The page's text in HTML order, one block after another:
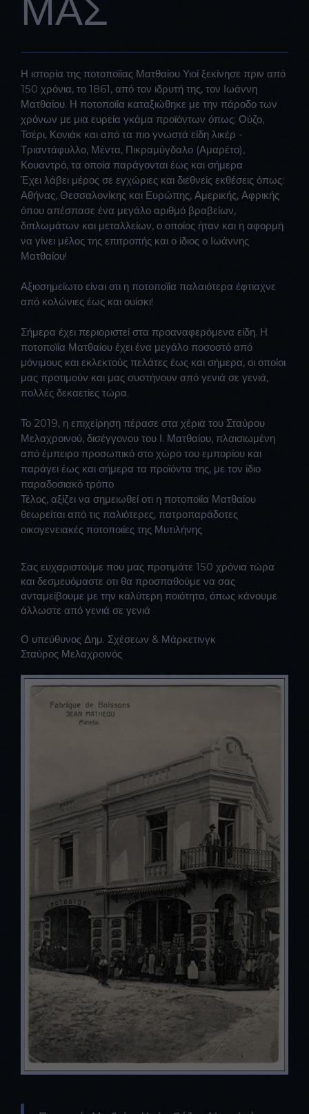
ΜΑΣ
Η ιστορία της ποτοποϊίας Ματθαίου Υιοί ξεκίνησε πριν από
150 χρόνια, το 1861, από τον ιδρυτή της, τον Ιωάννη
Ματθαίου. Η ποτοποϊία καταξιώθηκε με την πάροδο των
χρόνων με μια ευρεία γκάμα προϊόντων όπως: Ούζο,
Τσέρι, Κονιάκ και από τα πιο γνωστά είδη λικέρ -
Τριαντάφυλλο, Μέντα, Πικραμύγδαλο (Αμαρέτο),
Κουαντρό, τα οποία παράγονται έως και σήμερα
Έχει λάβει μέρος σε εγχώριες και διεθνείς εκθέσεις όπως:
Αθήνας, Θεσσαλονίκης και Ευρώπης, Αμερικής, Αφρικής
όπου απέσπασε ένα μεγάλο αριθμό βραβείων,
διπλωμάτων και μεταλλείων, ο οποίος ήταν και η αφορμή
να γίνει μέλος της επιτροπής και ο ίδιος ο Ιωάννης
Ματθαίου!
Αξιοσημείωτο είναι οτι η ποτοποϊία παλαιότερα έφτιαχνε
από κολώνιες έως και ουίσκι!
Σήμερα έχει περιοριστεί στα προαναφερόμενα είδη. Η
ποτοποϊία Ματθαίου έχει ένα μεγάλο ποσοστό από
μόνιμους και εκλεκτούς πελάτες έως και σήμερα, οι οποίοι
μας προτιμούν και μας συστήνουν από γενιά σε γενιά,
πολλές δεκαετίες τώρα.
Το 2019, η επιχείρηση πέρασε στα χέρια του Σταύρου
Μελαχροινού, δισέγγονου του Ι. Ματθαίου, πλαισιωμένη
από έμπειρο προσωπικό στο χώρο του εμπορίου και
παράγει έως και σήμερα τα προϊόντα της, με τον ίδιο
παραδοσιακό τρόπο
Τέλος, αξίζει να σημειωθεί οτι η ποτοποϊία Ματθαίου
θεωρείται από τις παλιότερες, πατροπαράδοτες
οικογενειακές ποτοποιίες της Μυτιλήνης
Σας ευχαριστούμε που μας προτιμάτε 150 χρόνια τώρα
και δεσμευόμαστε οτι θα προσπαθούμε να σας
ανταμείβουμε με την καλύτερη ποιότητα, όπως κάνουμε
άλλωστε από γενιά σε γενιά
Ο υπεύθυνος Δημ. Σχέσεων & Μάρκετινγκ
Σταύρος Μελαχροινός